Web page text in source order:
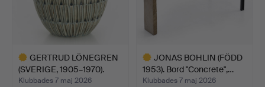
GERTRUD LÖNEGREN
(SVERIGE, 1905–1970).
Vas…
Klubbades 7 maj 2026
JONAS BOHLIN (FÖDD
1953). Bord "Concrete",…
Klubbades 7 maj 2026